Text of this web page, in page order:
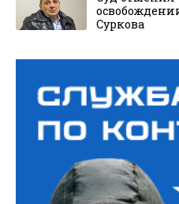
Суркова